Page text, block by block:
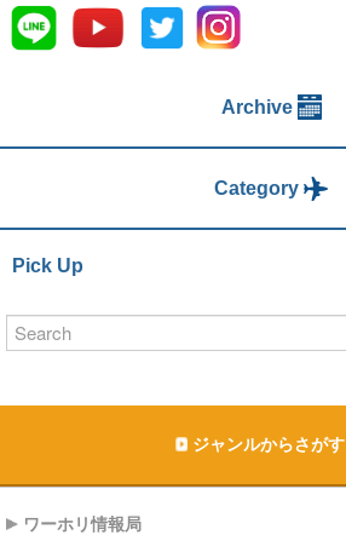
Archive
Category
Pick Up
ジャンルからさがす
ワーホリ情報局